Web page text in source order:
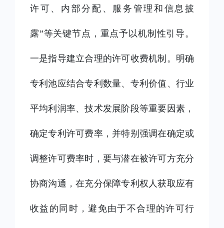
许可、内部分配、服务管理和信息披
露”等关键节点，重点予以机制性引导。
一是指导建立合理的许可收费机制。明确
专利池应结合专利数量、专利价值、行业
平均利润率、技术发展阶段等重要因素，
确定专利许可费率，并特别强调在确定或
调整许可费率时，要与潜在被许可方充分
协商沟通，在充分保障专利权人获取应有
收益的同时，避免由于不合理的许可行